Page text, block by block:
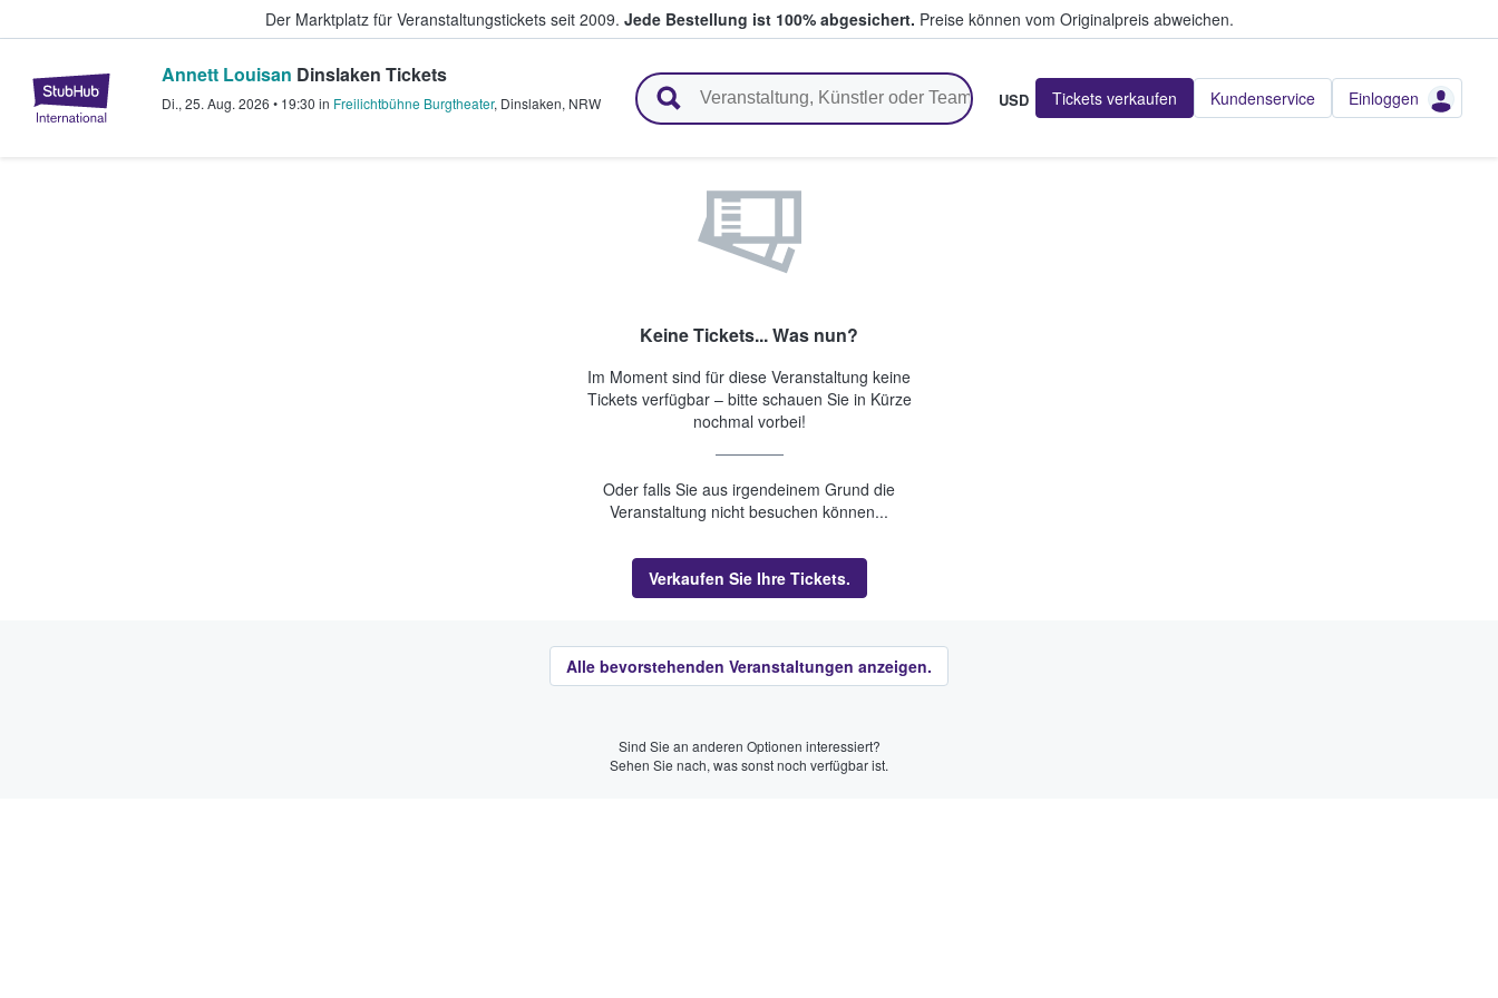
Der Marktplatz für Veranstaltungstickets seit 2009. Jede Bestellung ist 100% abgesichert. Preise können vom Originalpreis abweichen.
StubHub - Wo Fans Tickets kaufen & verkaufen
Annett Louisan Dinslaken Tickets
Di., 25. Aug. 2026 • 19:30 in Freilichtbühne Burgtheater, Dinslaken, NRW USD Tickets verkaufen Kundenservice Einloggen
Keine Tickets... Was nun?
Im Moment sind für diese Veranstaltung keine
Tickets verfügbar – bitte schauen Sie in Kürze
nochmal vorbei!
Oder falls Sie aus irgendeinem Grund die
Veranstaltung nicht besuchen können...
Verkaufen Sie Ihre Tickets.
Alle bevorstehenden Veranstaltungen anzeigen.
Sind Sie an anderen Optionen interessiert?
Sehen Sie nach, was sonst noch verfügbar ist.